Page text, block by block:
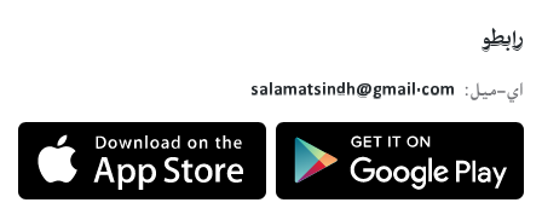
رابطو
اي-ميل:
salamatsindh@gmail.com